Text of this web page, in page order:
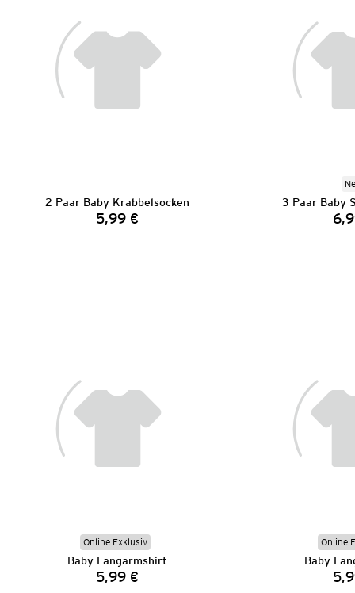
2 Paar Baby Krabbelsocken
Preis:
5,99 €
3 Paar Baby
Online Exklusiv
Baby Langarmshirt
Preis:
5,99 €
Online
Baby